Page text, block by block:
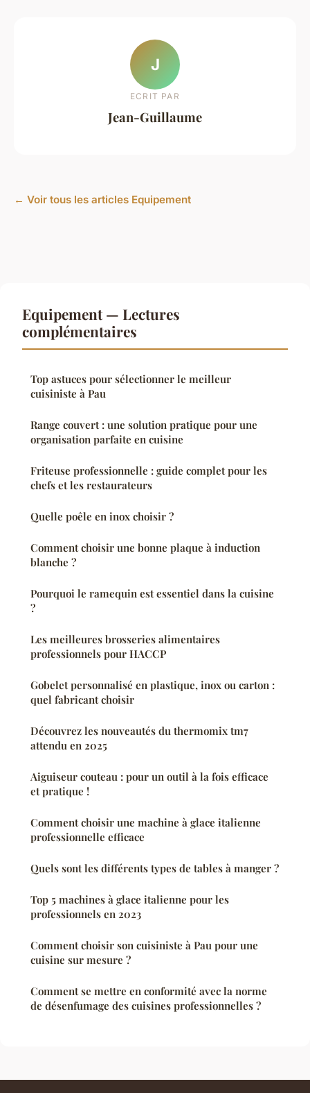
J
ECRIT PAR
Jean-Guillaume
← Voir tous les articles Equipement
Equipement — Lectures
complémentaires
Top astuces pour sélectionner le meilleur
cuisiniste à Pau
Range couvert : une solution pratique pour une
organisation parfaite en cuisine
Friteuse professionnelle : guide complet pour les
chefs et les restaurateurs
Quelle poêle en inox choisir ?
Comment choisir une bonne plaque à induction
blanche ?
Pourquoi le ramequin est essentiel dans la cuisine
?
Les meilleures brosseries alimentaires
professionnels pour HACCP
Gobelet personnalisé en plastique, inox ou carton :
quel fabricant choisir
Découvrez les nouveautés du thermomix tm7
attendu en 2025
Aiguiseur couteau : pour un outil à la fois efficace
et pratique !
Comment choisir une machine à glace italienne
professionnelle efficace
Quels sont les différents types de tables à manger ?
Top 5 machines à glace italienne pour les
professionnels en 2023
Comment choisir son cuisiniste à Pau pour une
cuisine sur mesure ?
Comment se mettre en conformité avec la norme
de désenfumage des cuisines professionnelles ?